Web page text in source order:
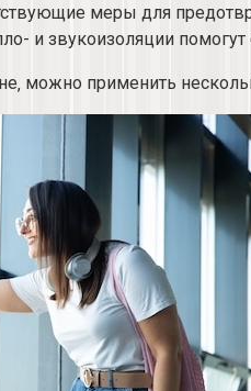
меры для
и звукоизоляции помогут
можно применить